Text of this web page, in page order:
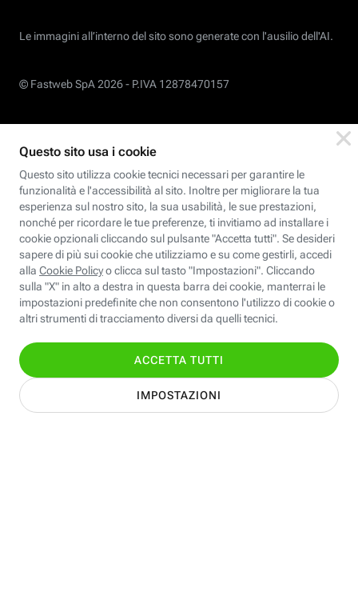
Le immagini all’interno del sito sono generate con l'ausilio dell'AI.
© Fastweb SpA 2026 - P.IVA 12878470157